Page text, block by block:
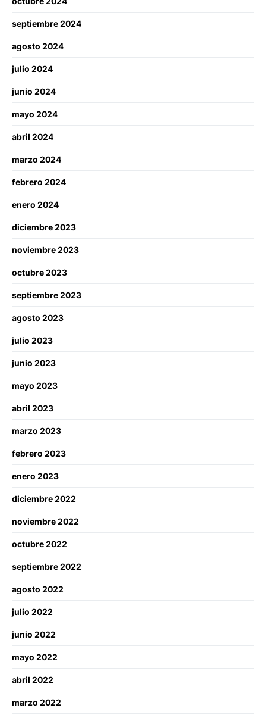
septiembre 2024
agosto 2024
julio 2024
junio 2024
mayo 2024
abril 2024
marzo 2024
febrero 2024
enero 2024
diciembre 2023
noviembre 2023
octubre 2023
septiembre 2023
agosto 2023
julio 2023
junio 2023
mayo 2023
abril 2023
marzo 2023
febrero 2023
enero 2023
diciembre 2022
noviembre 2022
octubre 2022
septiembre 2022
agosto 2022
julio 2022
junio 2022
mayo 2022
abril 2022
marzo 2022